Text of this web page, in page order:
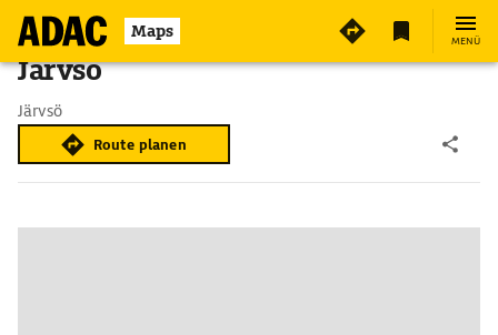
Maps MENÜ
Järvsö
Järvsö
Route planen